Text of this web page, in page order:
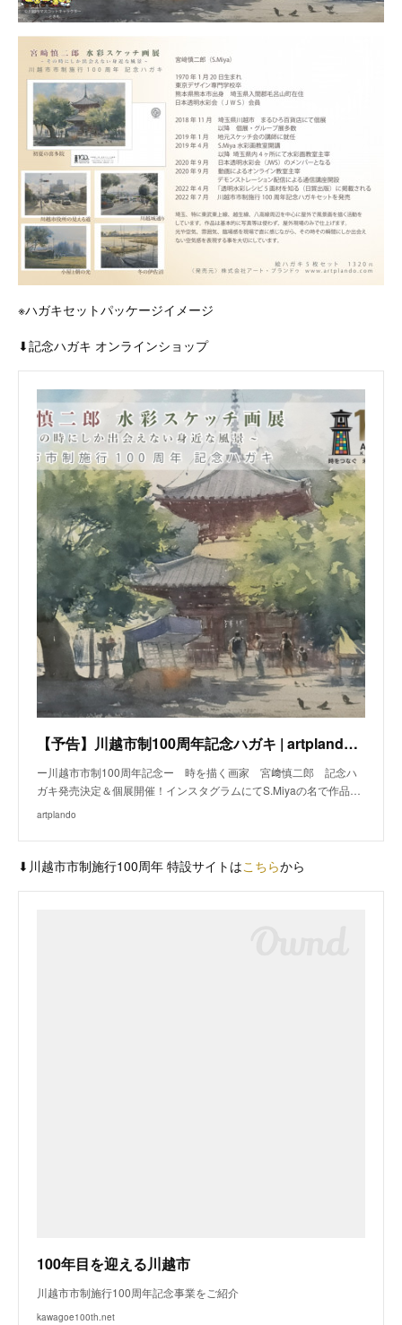
※ハガキセットパッケージイメージ
⬇︎記念ハガキ オンラインショップ
【予告】川越市制100周年記念ハガキ | artplando powered by BASE
ー川越市市制100周年記念ー 時を描く画家 宮﨑慎二郎 記念ハ
ガキ発売決定＆個展開催！インスタグラムにてS.Miyaの名で作品…
artplando
⬇︎川越市市制施行100周年 特設サイトはこちらから
100年目を迎える川越市
川越市市制施行100周年記念事業をご紹介
kawagoe100th.net